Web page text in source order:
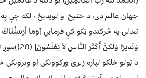
جهان عالم دی، د ختیځ او لویدیځ ، لکه چې
تعالی په څرګندو ټکو کې فرمایي [وَمَا أَرْسَلْنَاكَ
وَنَذِيرًا وَلَكِنَّ
د ټولو خلکو لپاره زیری ورکوونکی او